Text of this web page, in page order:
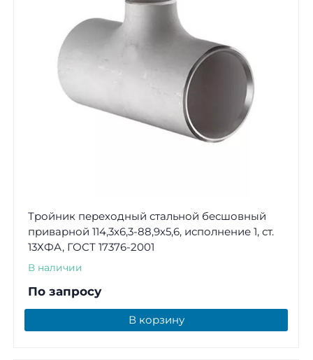
Тройник переходный стальной бесшовный
приварной 114,3х6,3-88,9х5,6, исполнение 1, ст.
13ХФА, ГОСТ 17376-2001
В наличии
По запросу
В корзину